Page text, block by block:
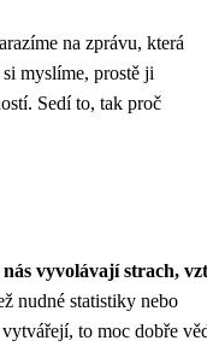
na zprávu, která
myslíme, prostě ji
Sedí to, tak proč
vyvolávají strach,
nudné statistiky nebo
to moc dobře